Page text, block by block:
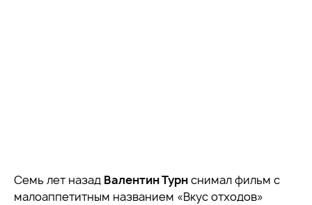
Семь лет назад Валентин Турнснимал фильм с
малоаппетитным названием «Вкус отходов»